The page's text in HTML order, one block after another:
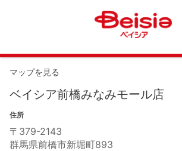
マップを見る
ベイシア前橋みなみモール店
住所
〒 379-2143
群馬県前橋市新堀町893